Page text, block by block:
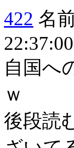
422 名
自国へ
ｗ
後段読